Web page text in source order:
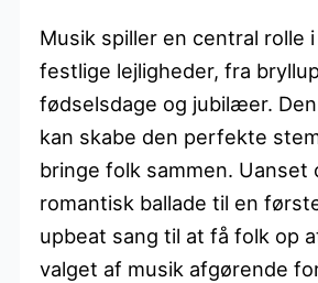
Musik spiller en central rolle
festlige lejligheder, fra
fødselsdage og jubilæer.
kan skabe den perfekte
bringe folk sammen. Uanset
romantisk ballade til en
upbeat sang til at få folk op
valget af musik afgørende